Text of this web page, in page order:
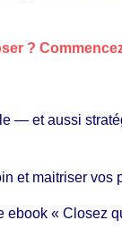
?
— et aussi
et maitriser vos
ebook « Closez